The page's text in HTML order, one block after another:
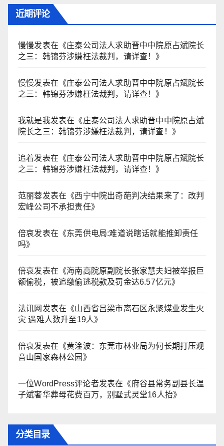
近期评论
慢慢发表在《庄泰公司法人求助晋中中院原占斌院长
之三：韩锦芬涉嫌枉法裁判，请详查！ 》
慢慢发表在《庄泰公司法人求助晋中中院原占斌院长
之三：韩锦芬涉嫌枉法裁判，请详查！ 》
我就是我发表在《庄泰公司法人求助晋中中院原占斌
院长之三：韩锦芬涉嫌枉法裁判，请详查！ 》
追着发表在《庄泰公司法人求助晋中中院原占斌院长
之三：韩锦芬涉嫌枉法裁判，请详查！ 》
范丽蓉发表在《西宁中院出奇葩判决结果来了：改判
宏峰公司不承担责任》
倍哀发表在《东莞供电局:难道说瞎话就能推卸责任
吗》
倍哀发表在《海南高院原副院长张家慧夫妇被举报巨
额偷税，被追缴偷逃税款及罚金达6.57亿元》
法讯网 发表在《山西省吕梁市离石区永聚煤业发生火
灾 遇难人数升至19人》
倍哀发表在《黄淦波：东莞市林业局为何长期打压观
音山国家森林公园 》
一位WordPress评论者发表在《府谷县常务副县长温
子斌奢华葬母花费百万，别墅式灵堂16人抬》
分类目录